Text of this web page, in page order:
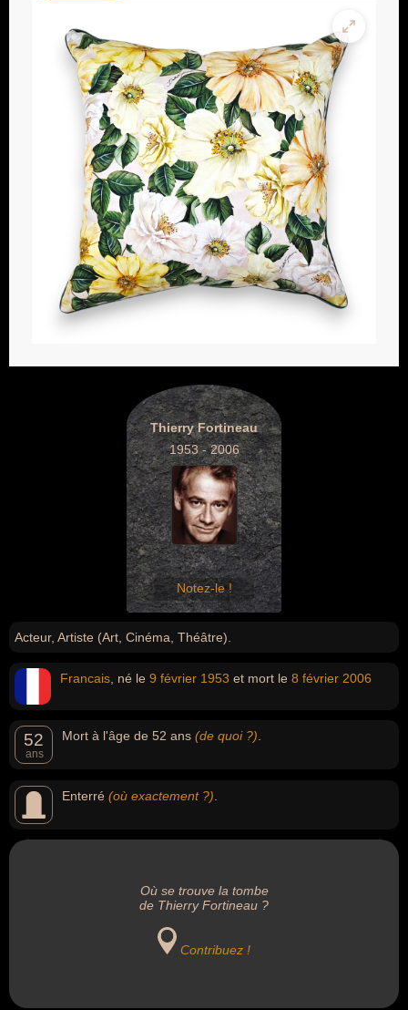
Thierry Fortineau
1953 - 2006
Notez-le !
Acteur, Artiste (Art, Cinéma, Théâtre).
Francais , né le 9 février 1953 et mort le 8 février 2006
52
ans
Mort à l'âge de 52 ans (de quoi ?)
Enterré (où exactement ?)
Où se trouve la tombe
de Thierry Fortineau ?
Contribuez !